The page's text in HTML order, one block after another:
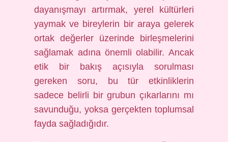
dayanışmayı artırmak, yerel kültürleri
yaymak ve bireylerin bir araya gelerek
ortak değerler üzerinde birleşmelerini
sağlamak adına önemli olabilir. Ancak
etik bir bakış açısıyla sorulması
gereken soru, bu tür etkinliklerin
sadece belirli bir grubun çıkarlarını mı
savunduğu, yoksa gerçekten toplumsal
fayda sağladığıdır.